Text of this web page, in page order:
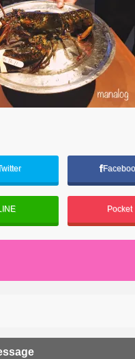
Pocket